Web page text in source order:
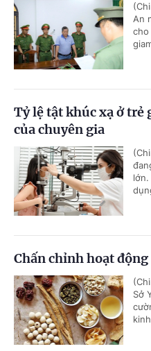
An
cho
Tỷ lệ tật khúc xạ ở trẻ
của chuyên gia
Chấn chỉnh hoạt
Sở